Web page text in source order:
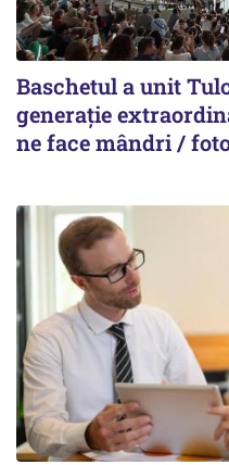
Baschetul a unit
generație
ne face mândri /